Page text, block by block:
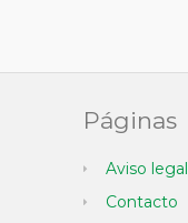
Páginas
Aviso legal
Contacto